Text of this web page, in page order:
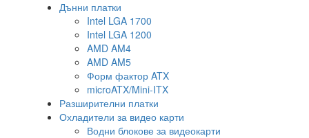
Дънни платки
Intel LGA 1700
Intel LGA 1200
AMD AM4
AMD AM5
Форм фактор ATX
microATX/Mini-ITX
Разширителни платки
Охладители за видео карти
Водни блокове за видеокарти